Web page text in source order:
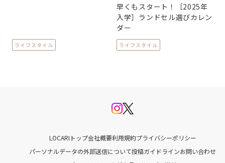
ライフスタイル
早くもスタート！［2025年
入学］ランドセル選びカレン
ダー
ライフスタイル
LOCARIトップ会社概要利用規約プライバシーポリシー
パーソナルデータの外部送信について投稿ガイドラインお問い合わせ